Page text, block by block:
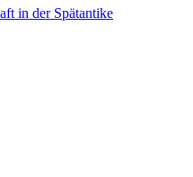
in der Spätantike